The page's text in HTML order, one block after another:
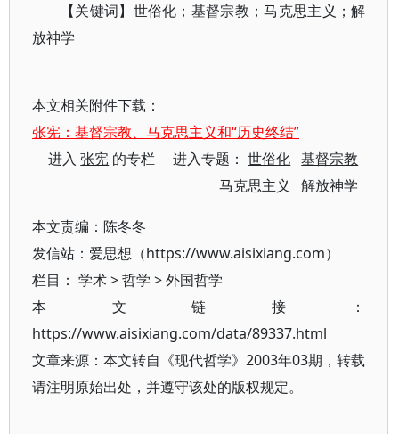
【关键词】世俗化；基督宗教；马克思主义；解
放神学
本文相关附件下载：
张宪：基督宗教、马克思主义和“历史终结”
进入张宪 的专栏 进入专题：世俗化 基督宗教
马克思主义
解放神学
本文责编： 陈冬冬
发信站：爱思想（https://www.aisixiang.com）
栏目： 学术>哲学 >外国哲学
本文链接：
https://www.aisixiang.com/data/89337.html
文章来源：本文转自《现代哲学》2003年03期，转载
请注明原始出处，并遵守该处的版权规定。